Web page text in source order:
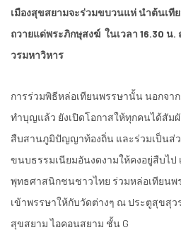
เมืองสุขสยามจะร่วมขบวนแห่ นำต้นเที
ถวายแด่พระภิกษุสงฆ์ ในเวลา 16.30 น.
วรมหาวิหาร
การร่วมพิธีหล่อเทียนพรรษานั้น นอกจา
ทำบุญแล้ว ยังเปิดโอกาสให้ทุกคนได้สัม
สืบสานภูมิปัญญาท้องถิ่น และร่วมเป็นส่
ขนบธรรมเนียมอันงดงามให้คงอยู่สืบไป
พุทธศาสนิกชนชาวไทย ร่วมหล่อเทียน
เข้าพรรษาให้กับวัดต่างๆ ณ ประตูสุขสุว
สุขสยาม ไอคอนสยาม ชั้น G